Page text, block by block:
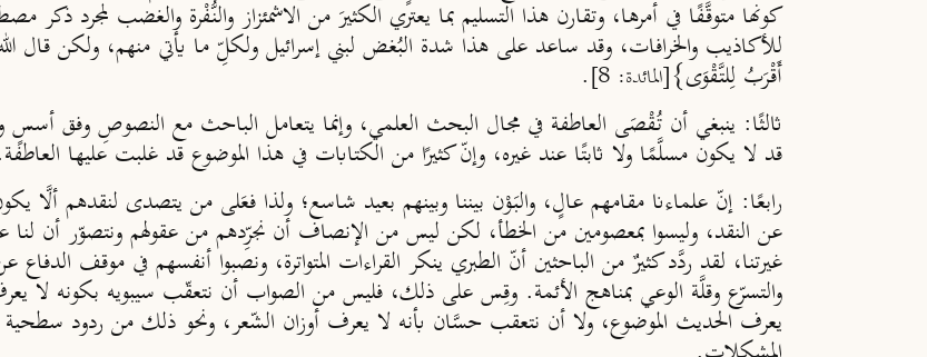
كونها متوقَّفًا في أمرها، وتقارن هذا التسليم بما يعتري الكثيرَ من الاشمئزاز والنُّفْرة والغضب لمجرد
للأكاذيب والخرافات، وقد ساعد على هذا شدة البُغض لبني إسرائيل ولكلِّ ما يأتي منهم، ولكن قال
أَقْرَبُ لِلتَّقْوَى}[المائدة: 8]
.
ثالثًا: ينبغي أن تُقْصَى العاطفة في مجال البحث العلمي، وإنما يتعامل الباحث مع النصوصِ وفق أسسٍ
قد لا يكون مسلَّمًا ولا ثابتًا عند غيره، وإنّ كثيرًا من الكتابات في هذا الموضوع قد غلبت عليها
رابعًا: إنّ علماءنا مقامهم عالٍ، والبَوْن بيننا وبينهم بعيد شاسع؛ ولذا فعَلى من يتصدى لنقدهم ألَّا
عن النقد، وليسوا بمعصومين من الخطأ، لكن ليس من الإنصاف أن نجرِّدهم من عقولهم ونتصوّر أن لنا
غيرتنا، لقد ردَّد كثيرٌ من الباحثين أنّ الطبري ينكر القراءات المتواترة، ونصبوا أنفسهم في موقف
والتسرّع وقلَّة الوعي بمناهج الأئمة. وقِس على ذلك، فليس من الصواب أن نتعقّب سيبويه بكونه لا
يعرف الحديث الموضوع، ولا أن نتعقب حسَّان بأنه لا يعرف أوزان الشّعر، ونحو ذلك من ردود